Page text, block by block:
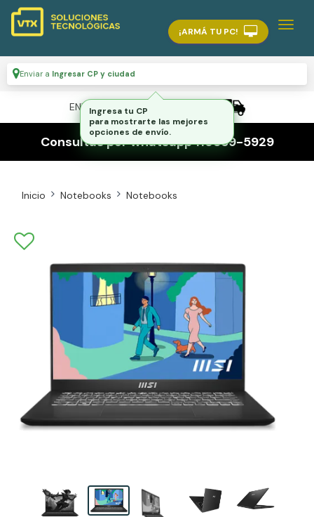
¡ARMÁ TU PC!
Enviar a Ingresar CP y ciudad
ENVÍO GRATIS A TODO EL PAÍS
Consultas por whatsapp 116559-5929
Inicio Notebooks Notebooks
Ingresa tu CP
para mostrarte las mejores
opciones de envío.